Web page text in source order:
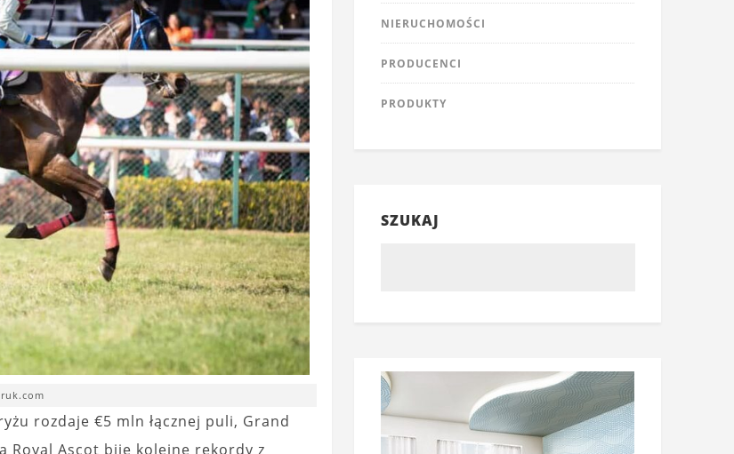
rozdaje €5 mln łącznej puli, Grand
Royal Ascot bije kolejne rekordy z
NIERUCHOMOŚCI
PRODUCENCI
PRODUKTY
SZUKAJ